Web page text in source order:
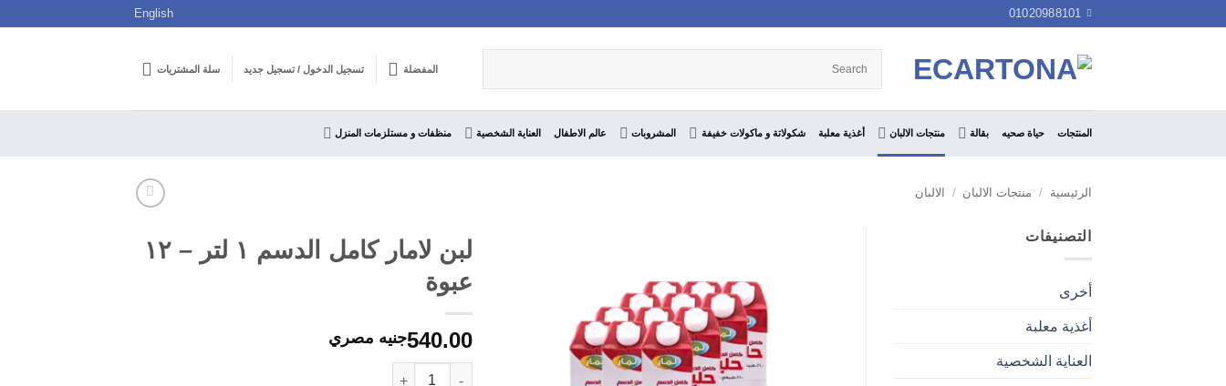
01020988101
English
المفضلة تسجيل الدخول / تسجيل جديد سلة المشتريات
المنتجات حياة صحيه بقالة منتجات الالبان أغذية معلبة شكولاتة و ماكولات خفيفة المشروبات عالم الاطفال العناية الشخصية منظفات و مستلزمات المنزل
الرئيسية / منتجات الالبان / الالبان
التصنيفات
أخرى
أغذية معلبة
العناية الشخصية
لبن لامار كامل الدسم ١ لتر – ١٢
عبوة
540.00جنيه مصري
كمية لبن لامار كامل الدسم ١ لتر - ١٢ عبوة